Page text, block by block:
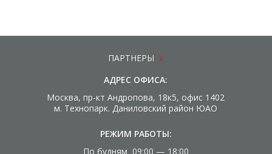
ПАРТНЕРЫ
АДРЕС ОФИСА:
Москва, пр-кт Андропова, 18к5, офис 1402
м. Технопарк. Даниловский район ЮАО
РЕЖИМ РАБОТЫ:
По будням 09:00 — 18:00